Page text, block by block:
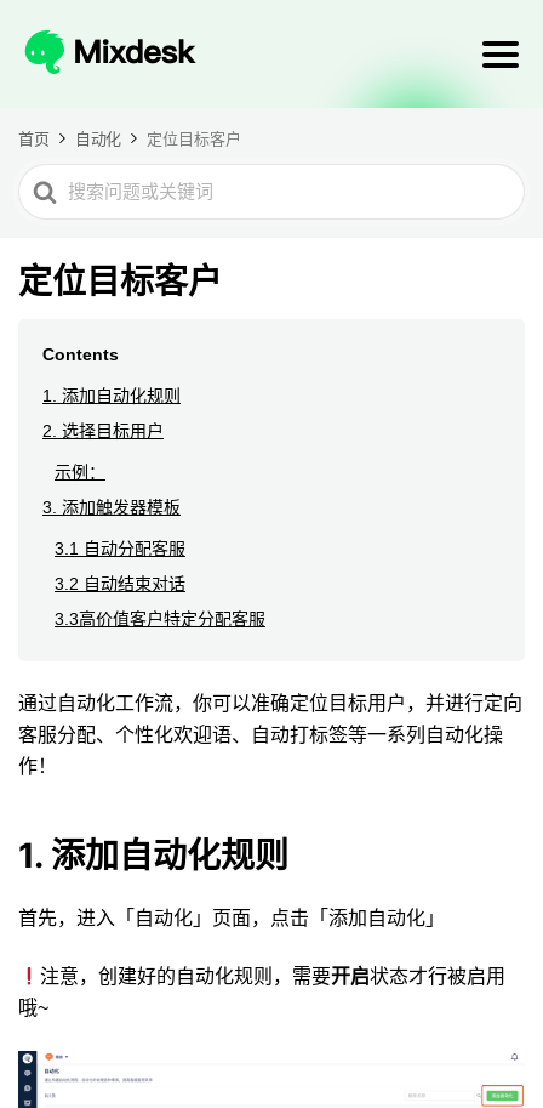
首页 自动化 定位目标客户
Search
For
定位目标客户
Contents
1. 添加自动化规则
2. 选择目标用户
示例：
3. 添加触发器模板
3.1 自动分配客服
3.2 自动结束对话
3.3高价值客户特定分配客服
通过自动化工作流，你可以准确定位目标用户，并进行定向
客服分配、个性化欢迎语、自动打标签等一系列自动化操
作！
1. 添加自动化规则
首先，进入「自动化」页面，点击「添加自动化」
注意，创建好的自动化规则，需要开启状态才行被启用
哦~